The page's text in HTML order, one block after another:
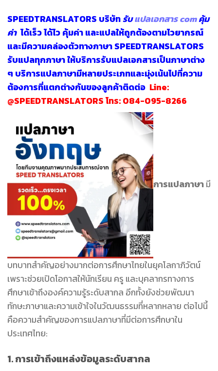
SPEEDTRANSLATORS บริษัทรับแปลเอกสาร comคุ้ม
ค่า ได้เร็ว ได้ไว คุ้มค่า และแปลให้ถูกต้องตามไวยากรณ์
และมีความคล่องตัวทางภาษา SPEEDTRANSLATORS
รับแปลทุกภาษาให้บริการรับแปลเอกสารเป็นภาษาต่าง
ๆ บริการแปลภาษามีหลายประเภทและมุ่งเน้นไปที่ความ
ต้องการที่แตกต่างกันของลูกค้าติดต่อ Line:
@SPEEDTRANSLATORSโทร:084-095-8266
การแปลภาษามี
บทบาทสำคัญอย่างมากต่อการศึกษาไทยในยุคโลกาภิวัตน์
เพราะช่วยเปิดโอกาสให้นักเรียน ครู และบุคลากรทางการ
ศึกษาเข้าถึงองค์ความรู้ระดับสากล อีกทั้งยังช่วยพัฒนา
ทักษะภาษาและความเข้าใจในวัฒนธรรมที่หลากหลาย ต่อไปนี้
คือความสำคัญของการแปลภาษาที่มีต่อการศึกษาใน
ประเทศไทย:
1. การเข้าถึงแหล่งข้อมูลระดับสากล